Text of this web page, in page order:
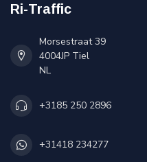
Ri-Traffic
Morsestraat 39
4004JP Tiel
NL
+3185 250 2896
+31418 234277